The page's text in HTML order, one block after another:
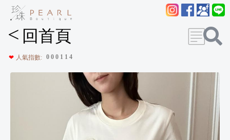
< 回首頁
❤ 人氣指數: 0 0 0 1 1 4